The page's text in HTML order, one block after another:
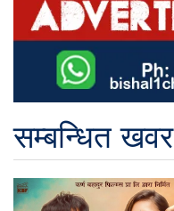
सम्बन्धित खवर